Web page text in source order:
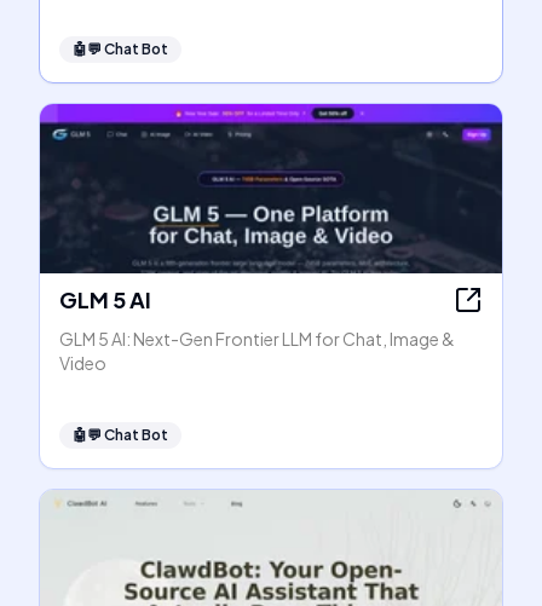
🤖💬 Chat Bot
GLM 5 AI
GLM 5 AI: Next-Gen Frontier LLM for Chat, Image &
Video
🤖💬 Chat Bot